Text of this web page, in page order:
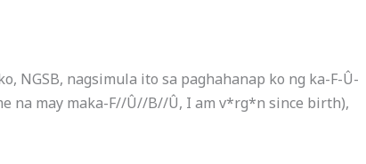
NGSB, nagsimula ito sa paghahanap ko ng ka-F-Û-
na may maka-F//Û//B//Û, I am v*rg*n since birth),